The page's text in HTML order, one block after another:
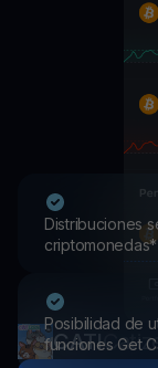
Distribuciones
criptomonedas*
Posibilidad de
funciones Get
CATI